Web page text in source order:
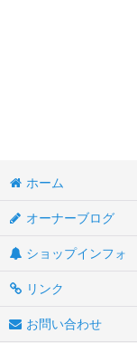
ホーム
オーナーブログ
ショップインフォ
リンク
お問い合わせ